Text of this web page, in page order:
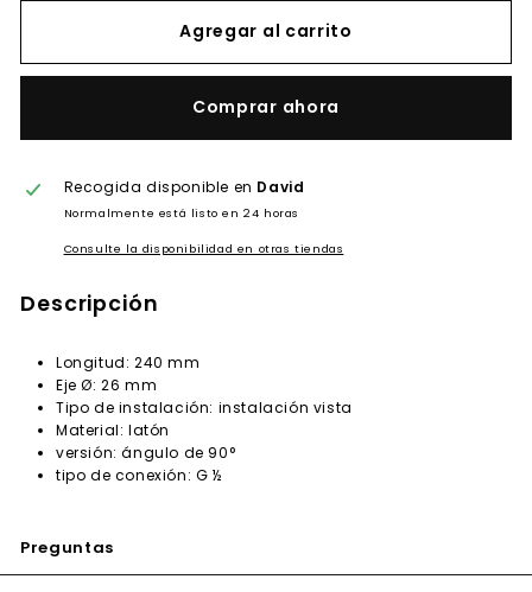
Agregar al carrito
Comprar ahora
Recogida disponible en David
Normalmente está listo en 24 horas
Consulte la disponibilidad en otras tiendas
Descripción
Longitud: 240 mm
Eje Ø: 26 mm
Tipo de instalación: instalación vista
Material: latón
versión: ángulo de 90°
tipo de conexión: G ½
Preguntas